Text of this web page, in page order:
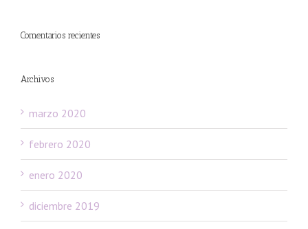
Comentarios recientes
Archivos
marzo 2020
febrero 2020
enero 2020
diciembre 2019